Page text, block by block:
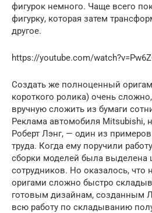
фигурок немного. Чаще всего
фигурку, которая затем
другое.
https://youtube.com/
Создать же полноценный
короткого ролика) очень
вручную сложить из бумаги
Реклама автомобиля Mitsubishi,
Роберт Лэнг, — один из примеров
труда. Когда ему поручили
сборки моделей была выделена
сотрудников. Но оказалось, что
оригами сложно быстро
готовым дизайнам, созданным
всю работу по складыванию